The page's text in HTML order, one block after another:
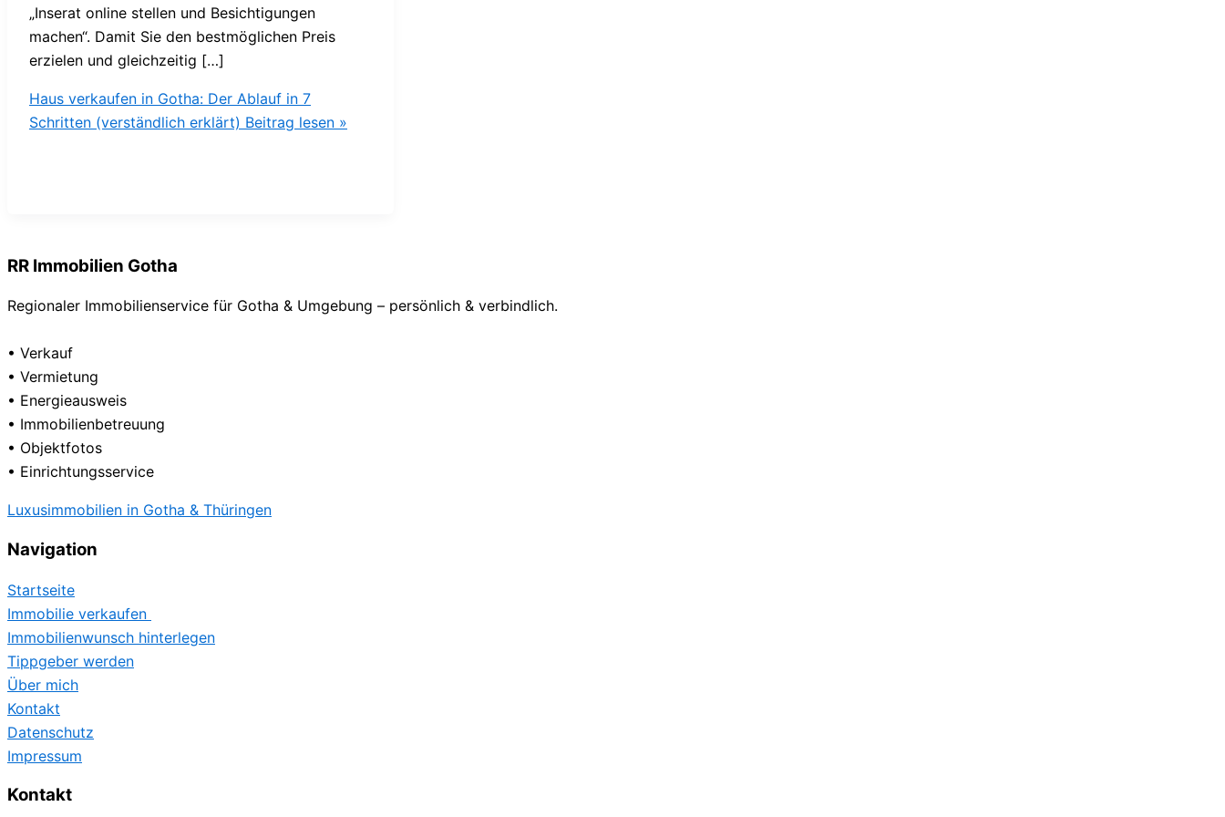
„Inserat online stellen und Besichtigungen
machen“. Damit Sie den bestmöglichen Preis
erzielen und gleichzeitig […]
Haus verkaufen in Gotha: Der Ablauf in 7
Schritten (verständlich erklärt) Beitrag lesen »
RR Immobilien Gotha
Regionaler Immobilienservice für Gotha & Umgebung – persönlich & verbindlich.
• Verkauf
• Vermietung
• Energieausweis
• Immobilienbetreuung
• Objektfotos
• Einrichtungsservice
Luxusimmobilien in Gotha & Thüringen
Navigation
Startseite
Immobilie verkaufen
Immobilienwunsch hinterlegen
Tippgeber werden
Über mich
Kontakt
Datenschutz
Impressum
Kontakt